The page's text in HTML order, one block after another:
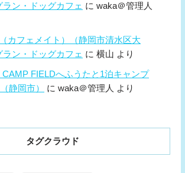
ン・ドッグカフェ に waka＠管理人
カフェメイト）（静岡市清水区大
ン・ドッグカフェ に 横山 より
CAMP FIELDへふうたと1泊キャンプ
静岡市）
に waka＠管理人 より
タグクラウド